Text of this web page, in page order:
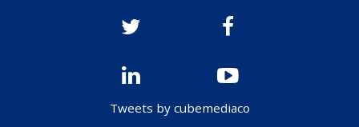
Tweets by cubemediaco